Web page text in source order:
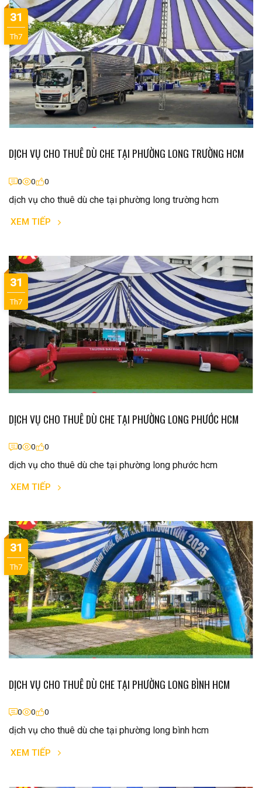
DỊCH VỤ CHO THUÊ DÙ CHE TẠI PHƯỜNG LONG TRƯỜNG HCM
0 0 0
dịch vụ cho thuê dù che tại phường long trường hcm
XEM TIẾP
31
Th7
DỊCH VỤ CHO THUÊ DÙ CHE TẠI PHƯỜNG LONG PHƯỚC HCM
0 0 0
dịch vụ cho thuê dù che tại phường long phước hcm
XEM TIẾP
31
Th7
DỊCH VỤ CHO THUÊ DÙ CHE TẠI PHƯỜNG LONG BÌNH HCM
0 0 0
dịch vụ cho thuê dù che tại phường long bình hcm
XEM TIẾP
31
Th7